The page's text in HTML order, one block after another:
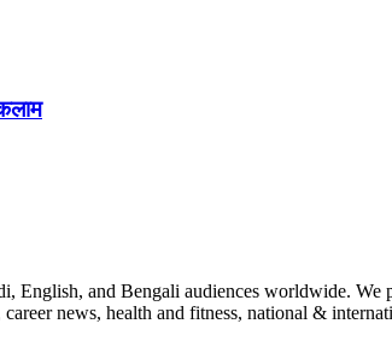
and Bengali audiences worldwide. We
news, health and fitness, national &